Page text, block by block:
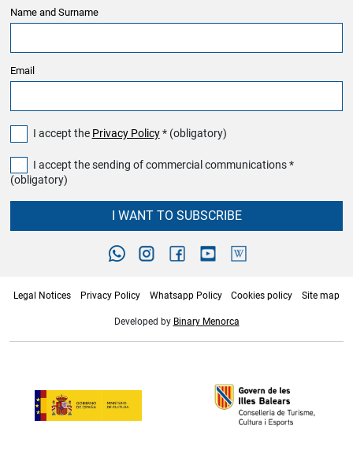
Name and Surname
Email
I accept the Privacy Policy* (obligatory)
I accept the sending of commercial communications *
(obligatory)
I WANT TO SUBSCRIBE
Legal Notices Privacy Policy Whatsapp Policy Cookies policy Site map
Developed by Binary Menorca